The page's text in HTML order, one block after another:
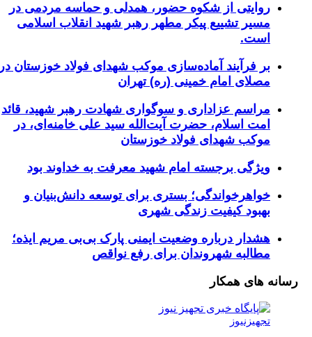
از شکوه حضور، همدلی و حماسه مردمی در
تشییع پیکر مطهر رهبر شهید انقلاب اسلامی
فرآیند آماده‌سازی موکب شهدای فولاد خوزستان در
امام خمینی (ره) تهران
عزاداری و سوگواری شهادت رهبر شهید، قائد
اسلام، حضرت آیت‌الله سید علی خامنه‌ای، در
شهدای فولاد خوزستان
برجسته امام شهید معرفت به خداوند بود
بستری برای توسعه دانش‌بنیان و
کیفیت زندگی شهری
درباره وضعیت ایمنی پارک بی‌بی مریم ایذه؛
شهروندان برای رفع نواقص
های همکار